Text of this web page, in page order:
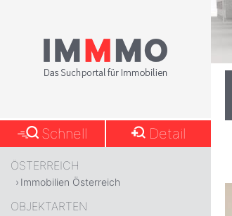
Schnell Detail
ÖSTERREICH
Immobilien Österreich
OBJEKTARTEN